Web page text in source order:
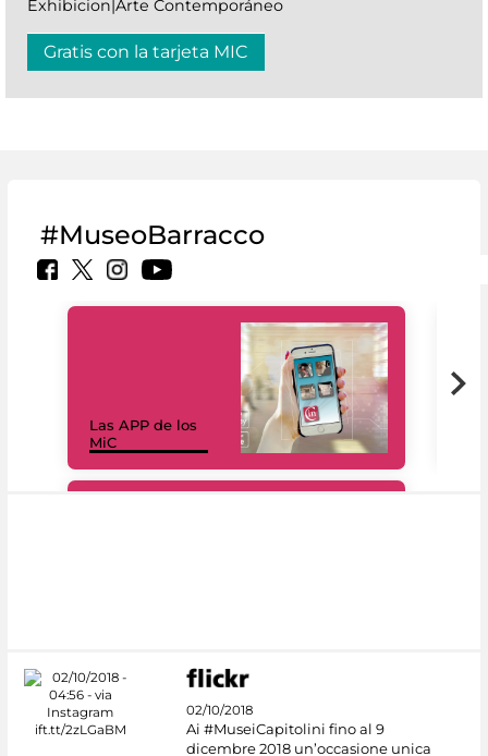
Exhibicion|Arte Contemporáneo
Gratis con la tarjeta MIC
#MuseoBarracco
Las APP de los
MiC
02/10/2018
Ai #MuseiCapitolini fino al 9
dicembre 2018 un’occasione unica